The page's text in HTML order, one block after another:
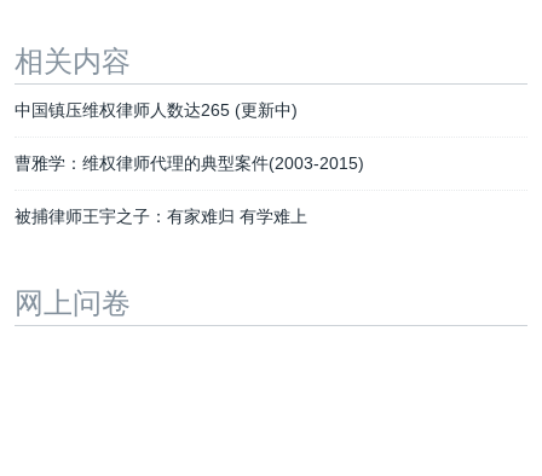
相关内容
中国镇压维权律师人数达265 (更新中)
曹雅学：维权律师代理的典型案件(2003-2015)
被捕律师王宇之子：有家难归 有学难上
网上问卷